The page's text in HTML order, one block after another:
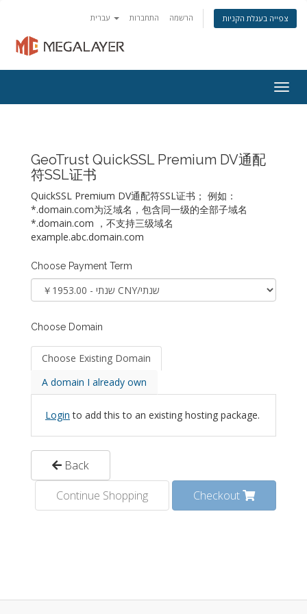
התחברות הרשמה צפייה בעגלת הקניות
GeoTrust QuickSSL Premium DV通配
符SSL证书
QuickSSL Premium DV通配符SSL证书； 例如：
*.domain.com为泛域名，包含同一级的全部子域名
*.domain.com ，不支持三级域名
example.abc.domain.com
Choose Payment Term
Choose Domain
Choose Existing Domain
A domain I already own
Login to add this to an existing hosting package.
Back
Continue Shopping
Checkout